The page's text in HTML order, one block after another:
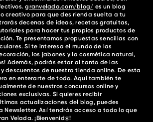
granvelada.com/blog/ es un blog
creativo para que des rienda suelta a tu
decenas de ideas, recetas gratuitas,
para hacer tus propios productos de
Te presentamos propuestas sencillas con
Si te interesa el mundo de las
los jabones y la cosmética natural,
Además, podrás estar al tanto de las
descuentos de nuestra tienda online. De esta
en enterarte de todo. Aquí también te
de nuestros concursos online y
exclusivas. Si quieres recibir
actualizaciones del blog, puedes
Newsletter. Así tendrás acceso a todo lo que
Velada. ¡Bienvenid@!